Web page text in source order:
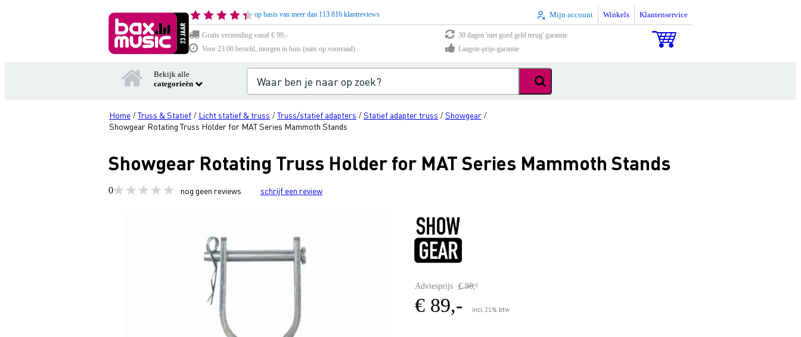
op basis van meer dan 113.816 klantreviews Mijn account Winkels Klantenservice
Gratis verzending vanaf € 99,-
30 dagen 'niet goed geld terug' garantie
Voor 23:00 besteld, morgen in huis (mits op voorraad)
Laagste-prijs-garantie
Bekijk alle
categorieën
Home /Truss & Statief / Licht statief & truss /Truss/statief adapters /Statief adapter truss /Showgear /
Showgear Rotating Truss Holder for MAT Series Mammoth Stands
Showgear Rotating Truss Holder for MAT Series Mammoth Stands
0 nog geen reviews schrijf een review
Adviesprijs € 98,-
€ 89,- incl. 21% btw